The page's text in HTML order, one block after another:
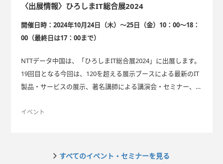
〈出展情報〉ひろしまIT総合展2024
開催日時：2024年10月24日（木）～25日（金）10：00～18：
00（最終日は17：00まで）
NTTデータ中国は、「ひろしまIT総合展2024」に出展します。
19回目となる今回は、120を超える展示ブースによる最新のIT
製品・サービスの展示、著名講師による講演会・セミナー、特
大級のIT総合イベントとなっております。 弊社もブース展示に
イベント
すべてのイベント・セミナーを見る